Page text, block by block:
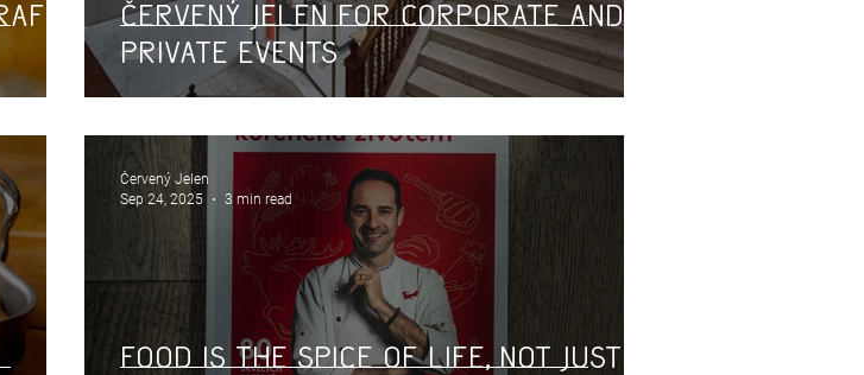
Červený Jelen for Corporate and
Private Events
Food is the spice of life, not just
Červený Jelen
Sep 24, 2025
3 min read